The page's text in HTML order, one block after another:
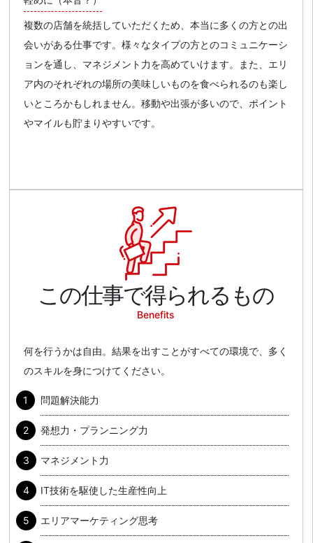
複数の店舗を統括していただくため、本当に多くの方との出
会いがある仕事です。様々なタイプの方とのコミュニケーシ
ョンを通し、マネジメント力を高めていけます。また、エリ
ア内のそれぞれの場所の美味しいものを食べられるのも楽し
いところかもしれません。移動や出張が多いので、ポイント
やマイルも貯まりやすいです。
この仕事で得られるもの
Benefits
何を行うかは自由。結果を出すことがすべての環境で、多く
のスキルを身につけてください。
問題解決能力
発想力・プランニング力
マネジメント力
IT技術を駆使した生産性向上
エリアマーケティング思考